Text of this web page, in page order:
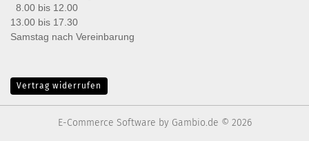
8.00 bis 12.00
13.00 bis 17.30
Samstag nach Vereinbarung
Vertrag widerrufen
E-Commerce Software by Gambio.de © 2026